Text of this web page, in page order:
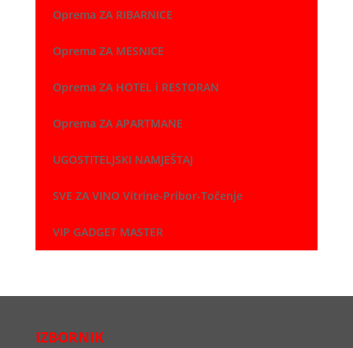
Oprema ZA RIBARNICE
Oprema ZA MESNICE
Oprema ZA HOTEL i RESTORAN
Oprema ZA APARTMANE
UGOSTITELJSKI NAMJEŠTAJ
SVE ZA VINO Vitrine-Pribor-Točenje
VIP GADGET MASTER
IZBORNIK